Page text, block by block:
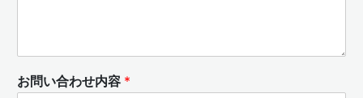
お問い合わせ内容 *